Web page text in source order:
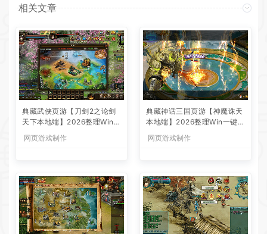
相关文章
典藏武侠页游【刀剑2之论剑
天下本地端】2026整理Win一
键即玩服务端+客户端+GM工
具+教程【站长亲测】
网页游戏制作
典藏神话三国页游【神魔诛天
本地端】2026整理Win一键即
玩服务端+客户端+教程【站
长亲测】
网页游戏制作